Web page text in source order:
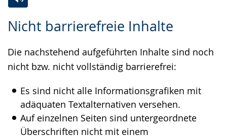
Nicht barrierefreie Inhalte
Die nachstehend aufgeführten Inhalte sind noch
nicht bzw. nicht vollständig barrierefrei:
Es sind nicht alle Informationsgrafiken mit
adäquaten Textalternativen versehen.
Auf einzelnen Seiten sind untergeordnete
Überschriften nicht mit einem
Leichten
wechseln.
Audio-
Video
Deutscher
Gebärdensprache
wird
angezeigt.